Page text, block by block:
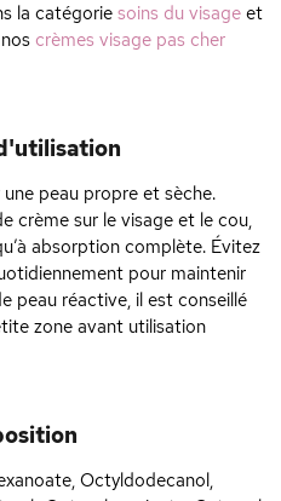
la catégorie soins du visage et
crèmes visage pas cher
peau propre et sèche.
crème sur le visage et le cou,
absorption complète. Évitez
pour maintenir
peau réactive, il est conseillé
zone avant utilisation
Octyldodecanol,